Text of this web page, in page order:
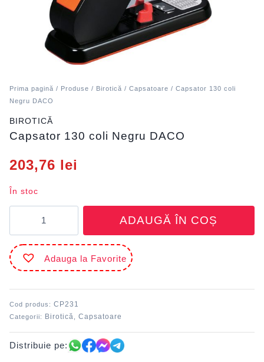
Prima pagină / Produse / Birotică / Capsatoare / Capsator 130 coli
Negru DACO
BIROTICĂ
Capsator 130 coli Negru DACO
203,76 lei
În stoc
Capsator
130
coli
Negru
DACO
ADAUGĂ ÎN COȘ
Adauga la Favorite
Cod produs: CP231
Categorii: Birotică Capsatoare
Distribuie pe: